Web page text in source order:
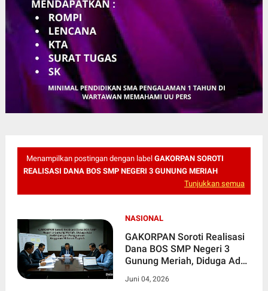
Menampilkan postingan dengan label GAKORPAN SOROTI
REALISASI DANA BOS SMP NEGERI 3 GUNUNG MERIAH
Tunjukkan semua
NASIONAL
GAKORPAN Soroti Realisasi
Dana BOS SMP Negeri 3
Gunung Meriah, Diduga Ada
Anggaran Miliaran Rupiah
Juni 04, 2026